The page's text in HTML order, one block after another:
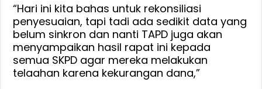
“Hari ini kita bahas untuk rekonsiliasi
penyesuaian, tapi tadi ada sedikit data yang
belum sinkron dan nanti TAPD juga akan
menyampaikan hasil rapat ini kepada
semua SKPD agar mereka melakukan
telaahan karena kekurangan dana,”